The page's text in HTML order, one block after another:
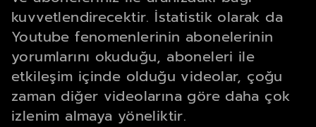
kuvvetlendirecektir. İstatistik olarak da
Youtube fenomenlerinin abonelerinin
yorumlarını okuduğu, aboneleri ile
etkileşim içinde olduğu videolar, çoğu
zaman diğer videolarına göre daha çok
izlenim almaya yöneliktir.